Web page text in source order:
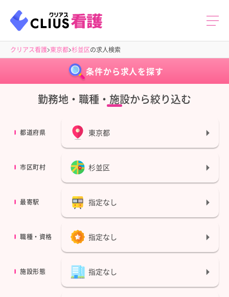
クリアス看護 東京都 杉並区の求人検索
条件から求人を探す
勤務地・職種・施設から絞り込む
都道府県 東京都
市区町村 杉並区
最寄駅 指定なし
職種・資格 指定なし
施設形態 指定なし